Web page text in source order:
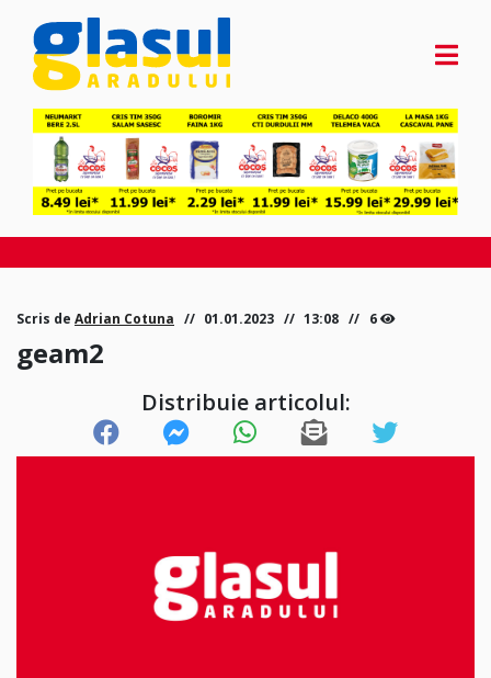
Scris de Adrian Cotuna 01.01.2023 13:08 6
geam2
Distribuie articolul: